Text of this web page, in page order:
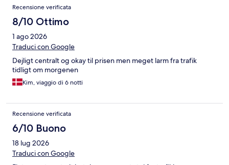
Recensione verificata
8/10 Ottimo
1 ago 2026
Traduci con Google
Dejligt centralt og okay til prisen men meget larm fra trafik
tidligt om morgenen
Kim, viaggio di 6 notti
Recensione verificata
6/10 Buono
18 lug 2026
Traduci con Google